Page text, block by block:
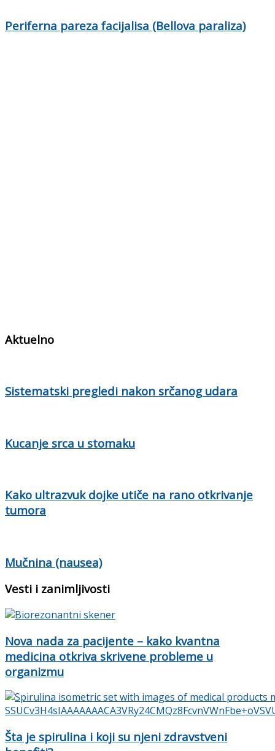
Periferna pareza facijalisa (Bellova paraliza)
Aktuelno
Sistematski pregledi nakon srčanog udara
Kucanje srca u stomaku
Kako ultrazvuk dojke utiče na rano otkrivanje
tumora
Mučnina (nausea)
Vesti i zanimljivosti
Nova nada za pacijente – kako kvantna
medicina otkriva skrivene probleme u
organizmu
Šta je spirulina i koji su njeni zdravstveni